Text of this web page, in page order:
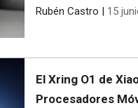
Rubén Castro | 15
El Xring O1 de
Procesadores